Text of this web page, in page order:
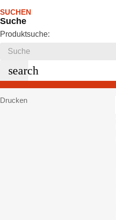
SUCHEN
Suche
Produktsuche:
search
Drucken